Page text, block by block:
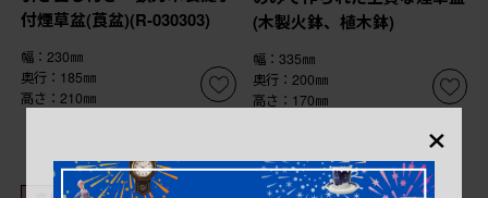
付煙草盆(莨盆)(R-030303)
幅：230㎜
奥行：185㎜
高さ：210㎜
(木製火鉢、植木鉢)
幅：335㎜
奥行：200㎜
高さ：170㎜
×